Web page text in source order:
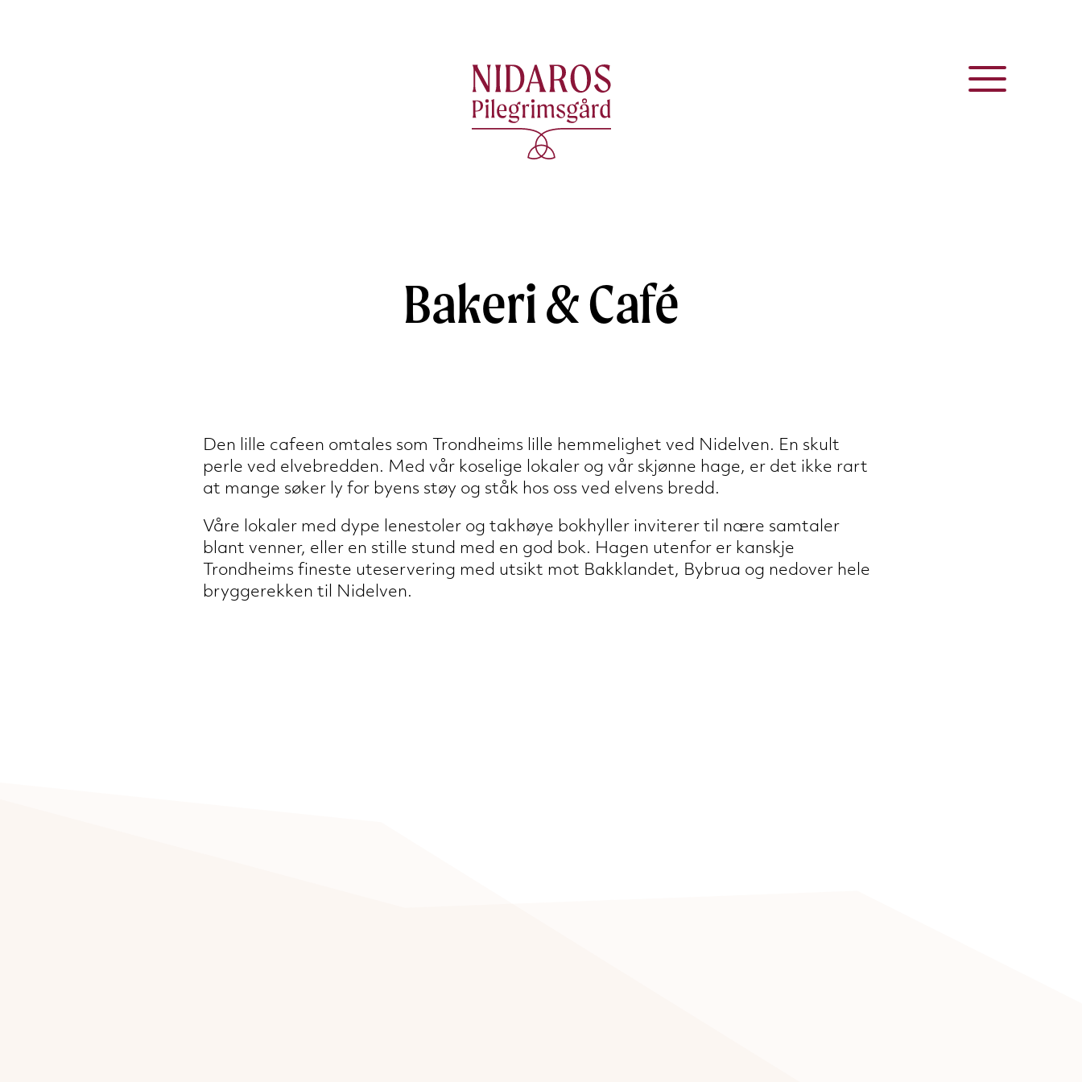
Bakeri & Café
Den lille cafeen omtales som Trondheims lille hemmelighet ved Nidelven. En skult
perle ved elvebredden. Med vår koselige lokaler og vår skjønne hage, er det ikke rart
at mange søker ly for byens støy og ståk hos oss ved elvens bredd.
Våre lokaler med dype lenestoler og takhøye bokhyller inviterer til nære samtaler
blant venner, eller en stille stund med en god bok. Hagen utenfor er kanskje
Trondheims fineste uteservering med utsikt mot Bakklandet, Bybrua og nedover hele
bryggerekken til Nidelven.